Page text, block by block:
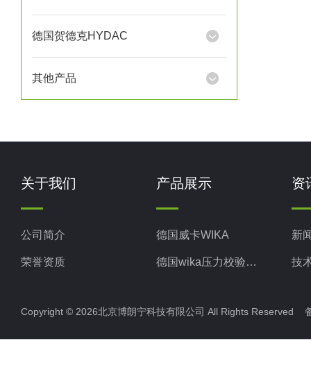
德国贺德克HYDAC
其他产品
关于我们
公司简介
荣誉资质
产品展示
德国威卡WIKA
德国wika压力校验系统
美国固瑞克GRACO
意大利ELETTROTEC压力开关
资
新
技
Copyright © 2026北京博朗宁科技有限公司 All Rights Reserved